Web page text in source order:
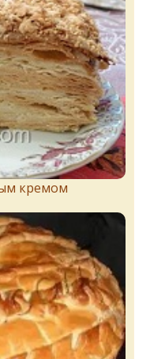
кремом